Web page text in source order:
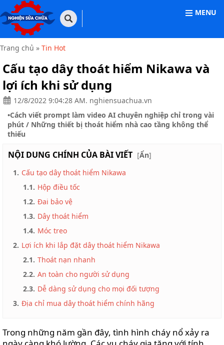
MENU
TRANG
THIẾT
BỊ
PHÒNG
THIẾT
BỊ
GIA
DỤNG
THIẾT
BỊ
NGHIỆP
SỐNG
VIDEO
REVIEWS
LIÊN
Trang chủ » Tin Hot
Cấu tạo dây thoát hiểm Nikawa và
lợi ích khi sử dụng
12/8/2022 9:04:28 AM. nghiensuachua.vn
•Cách viết prompt làm video AI chuyên nghiệp chỉ trong vài
phút / Những thiết bị thoát hiểm nhà cao tầng không thể
thiếu
NỘI DUNG CHÍNH CỦA BÀI VIẾT [Ẩn]
1. Cấu tạo dây thoát hiểm Nikawa
1.1. Hộp điều tốc
1.2. Đai bảo vệ
1.3. Dây thoát hiểm
1.4. Móc treo
2. Lợi ích khi lắp đặt dây thoát hiểm Nikawa
2.1. Thoát nạn nhanh
2.2. An toàn cho người sử dụng
2.3. Dễ dàng sử dụng cho mọi đối tượng
3. Địa chỉ mua dây thoát hiểm chính hãng
Trong những năm gần đây, tình hình cháy nổ xảy ra